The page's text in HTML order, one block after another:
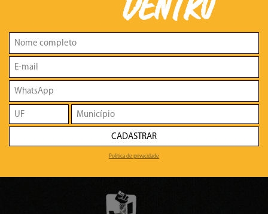
CADASTRAR
Política de privacidade